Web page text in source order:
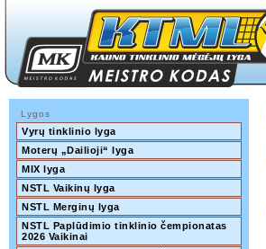
Lygos
Vyrų tinklinio lyga
Moterų „Dailioji“ lyga
MIX lyga
NSTL Vaikinų lyga
NSTL Merginų lyga
NSTL Paplūdimio tinklinio čempionatas
2026 Vaikinai